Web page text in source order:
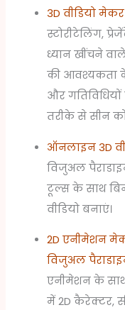
3D वीडियो
स्टोरीटेलिंग,
ध्यान खींचने
की आवश्यकता के
और
तरीके से सीन
ऑनलाइन 3D
विजुअल
टूल्स के साथ
वीडियो बनाएं।
2D एनीमेशन
विजुअल
एनीमेशन के
में 2D कैरेक्टर,